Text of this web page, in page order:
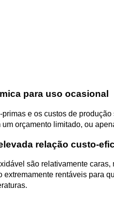
para uso ocasional
e os custos de
orçamento limitado, ou
relação custo-
são relativamente
extremamente rentáveis para